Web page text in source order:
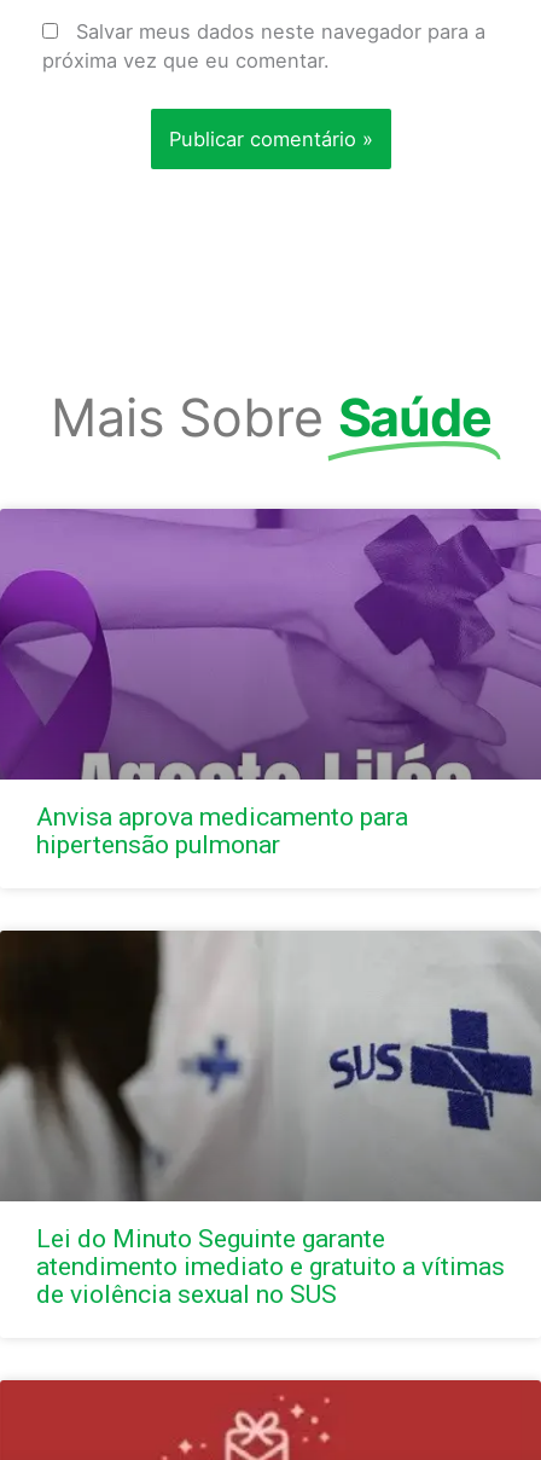
Salvar meus dados neste navegador para a
próxima vez que eu comentar.
Mais Sobre Saúde
Anvisa aprova medicamento para
hipertensão pulmonar
Lei do Minuto Seguinte garante
atendimento imediato e gratuito a vítimas
de violência sexual no SUS